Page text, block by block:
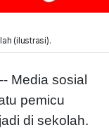
(ilustrasi).
Media sosial
pemicu
di sekolah.